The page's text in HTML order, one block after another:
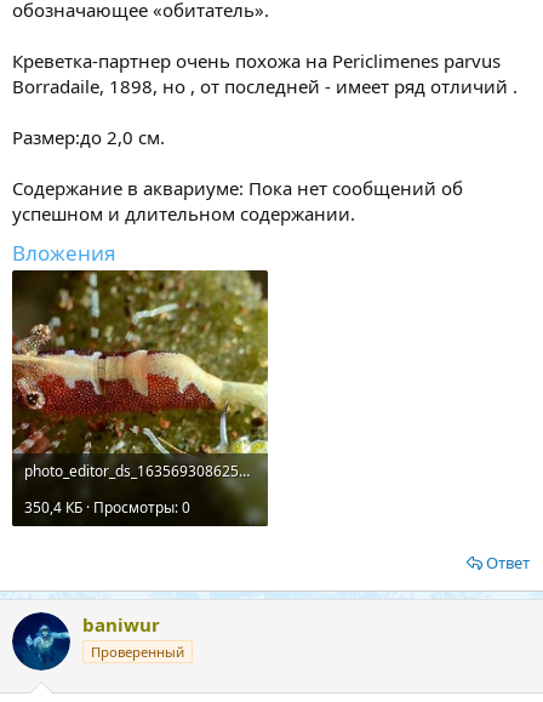
обозначающее «обитатель».
Креветка-партнер очень похожа на Periclimenes parvus
Borradaile, 1898, но , от последней - имеет ряд отличий .
Размер:до 2,0 см.
Содержание в аквариуме: Пока нет сообщений об
успешном и длительном содержании.
Вложения
photo_editor_ds_1635693086258.jpg
350,4 КБ · Просмотры: 0
Ответ
baniwur
Проверенный